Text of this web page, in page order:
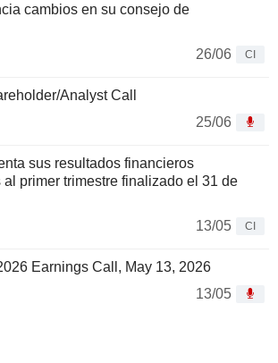
cambios en su consejo de
26/06
CI
Analyst Call
25/06
sus resultados financieros
primer trimestre finalizado el 31 de
13/05
CI
Earnings Call, May 13, 2026
13/05